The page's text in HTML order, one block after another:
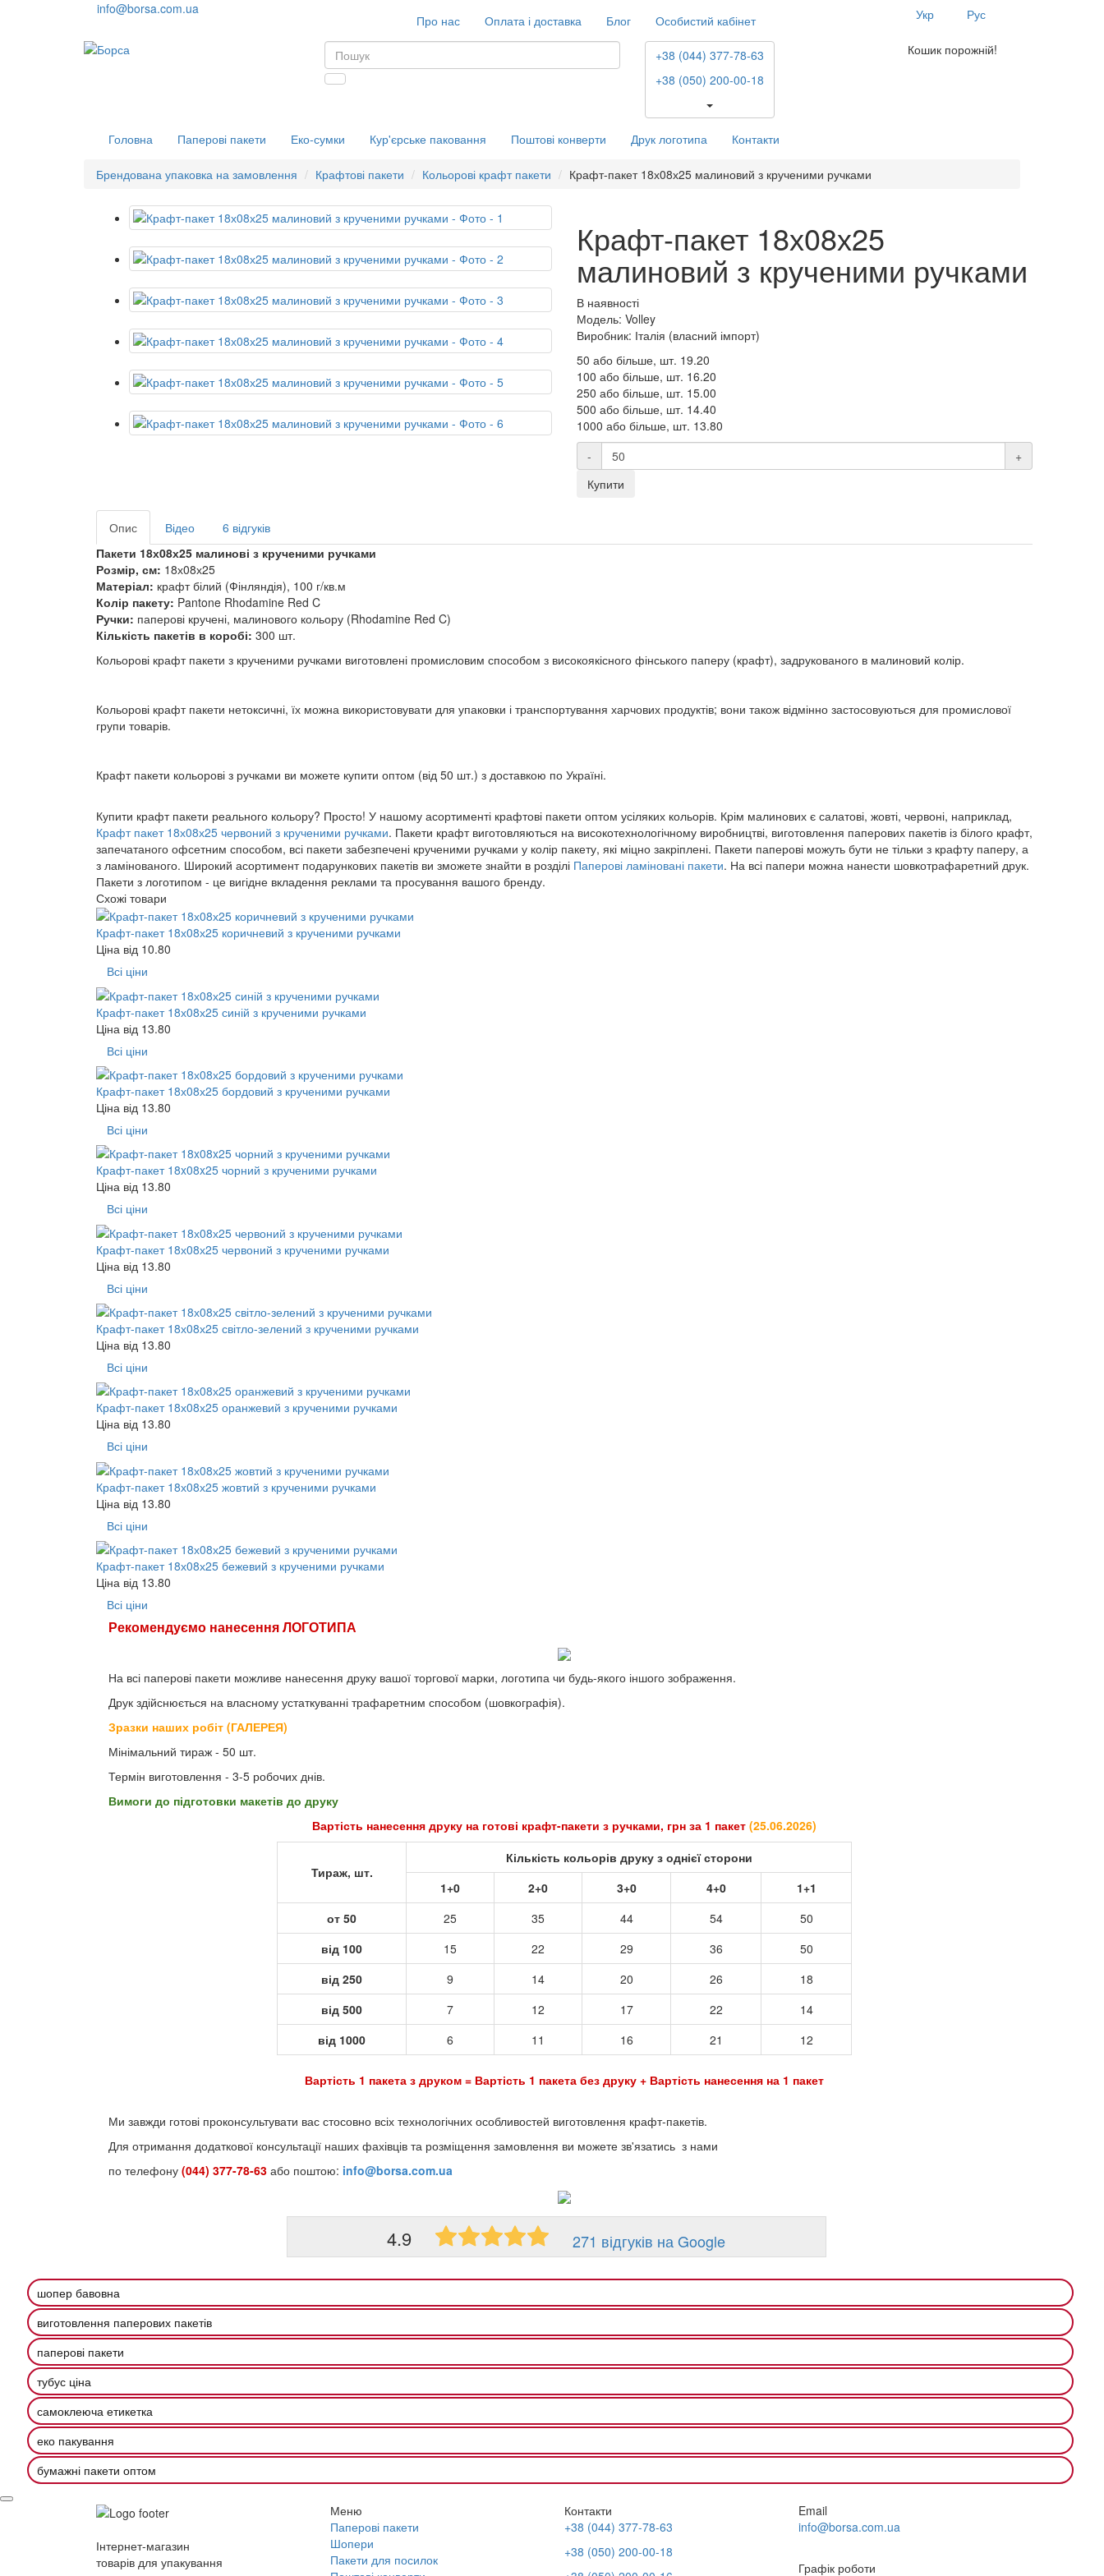
info@borsa.com.ua
Про нас Оплата і доставка Блог Особистий кабінет Укр Рус
+38 (044) 377-78-63
+38 (050) 200-00-18
Кошик порожній!
Головна Паперові пакети Еко-сумки Кур'єрське паковання Поштові конверти Друк логотипа Контакти
Брендована упаковка на замовлення Крафтові пакети Кольорові крафт пакети Крафт-пакет 18х08х25 малиновий з крученими ручками
Крафт-пакет 18х08х25
малиновий з крученими ручками
В наявності
Модель: Volley
Виробник: Італія (власний імпорт)
50 або більше, шт. 19.20
100 або більше, шт. 16.20
250 або більше, шт. 15.00
500 або більше, шт. 14.40
1000 або більше, шт. 13.80
-
+
Купити
Опис Відео
6 відгуків
Пакети 18х08х25 малинові з крученими ручками
Розмір, см: 18х08х25
Матеріал: крафт білий (Фінляндія), 100 г/кв.м
Колір пакету: Pantone Rhodamine Red C
Ручки: паперові кручені, малинового кольору (Rhodamine Red C)
Кількість пакетів в коробі: 300 шт.
Кольорові крафт пакети з крученими ручками виготовлені промисловим способом з високоякісного фінського паперу (крафт), задрукованого в малиновий колір.
Кольорові крафт пакети нетоксичні, їх можна використовувати для упаковки і транспортування харчових продуктів; вони також відмінно застосовуються для промислової
групи товарів.
Крафт пакети кольорові з ручками ви можете купити оптом (від 50 шт.) з доставкою по Україні.
Купити крафт пакети реального кольору? Просто! У нашому асортименті крафтові пакети оптом усіляких кольорів. Крім малинових є салатові, жовті, червоні, наприклад,
Крафт пакет 18х08х25 червоний з крученими ручками. Пакети крафт виготовляються на високотехнологічному виробництві, виготовлення паперових пакетів із білого крафт,
запечатаного офсетним способом, всі пакети забезпечені крученими ручками у колір пакету, які міцно закріплені. Пакети паперові можуть бути не тільки з крафту паперу, а
з ламінованого. Широкий асортимент подарункових пакетів ви зможете знайти в розділі Паперові ламіновані пакети. На всі папери можна нанести шовкотрафаретний друк.
Пакети з логотипом - це вигідне вкладення реклами та просування вашого бренду.
Схожі товари
Крафт-пакет 18х08х25 коричневий з крученими ручками
Ціна від 10.80
Всі ціни
Крафт-пакет 18х08х25 синій з крученими ручками
Ціна від 13.80
Всі ціни
Крафт-пакет 18х08х25 бордовий з крученими ручками
Ціна від 13.80
Всі ціни
Крафт-пакет 18x08x25 чорний з крученими ручками
Ціна від 13.80
Всі ціни
Крафт-пакет 18х08х25 червоний з крученими ручками
Ціна від 13.80
Всі ціни
Крафт-пакет 18х08х25 світло-зелений з крученими ручками
Ціна від 13.80
Всі ціни
Крафт-пакет 18х08х25 оранжевий з крученими ручками
Ціна від 13.80
Всі ціни
Крафт-пакет 18х08х25 жовтий з крученими ручками
Ціна від 13.80
Всі ціни
Крафт-пакет 18х08х25 бежевий з крученими ручками
Ціна від 13.80
Всі ціни
Рекомендуємо нанесення ЛОГОТИПА
На всі паперові пакети можливе нанесення друку вашої торгової марки, логотипа чи будь-якого іншого зображення.
Друк здійснюється на власному устаткуванні трафаретним способом (шовкографія).
Зразки наших робіт (ГАЛЕРЕЯ)
Мінімальний тираж - 50 шт.
Термін виготовлення - 3-5 робочих днів.
Вимоги до підготовки макетів до друку
Вартість нанесення друку на готові крафт-пакети з ручками, грн за 1 пакет (25.06.2026)
Тираж, шт.
Кількість кольорів друку з однієї сторони
1+0
2+0 3+0 4+0
1+1
от 50
25 35 44 54
50
від 100
15 22 29 36
50
від 250
9 14 20 26
18
від 500
7 12 17 22
14
від 1000
6 11 16 21 12
Вартість 1 пакета з друком = Вартість 1 пакета без друку + Вартість нанесення на 1 пакет
Ми завжди готові проконсультувати вас стосовно всіх технологічних особливостей виготовлення крафт-пакетів.
Для отримання додаткової консультації наших фахівців та розміщення замовлення ви можете зв'язатись з нами
по телефону (044) 377-78-63 або поштою: info@borsa.com.ua
4.9 271 відгуків на Google
шопер бавовна
виготовлення паперових пакетів
паперові пакети
тубус ціна
самоклеюча етикетка
еко пакування
бумажні пакети оптом
Інтернет-магазин
товарів для упакування
Меню
Паперові пакети
Шопери
Пакети для посилок
Контакти
+38 (044) 377-78-63
+38 (050) 200-00-18
Email
info@borsa.com.ua
Графік роботи